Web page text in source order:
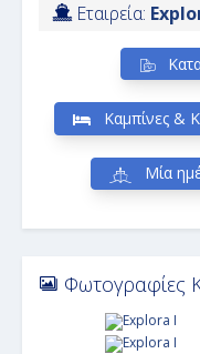
Εταιρεία:
Καμπίνες &
Μία
Φωτογραφίες